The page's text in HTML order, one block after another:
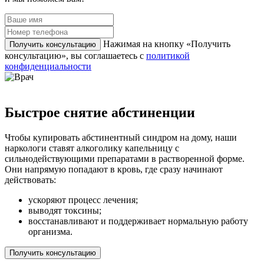
Получить консультацию
Нажимая на кнопку «Получить
консультацию», вы соглашаетесь с политикой
конфиденциальности
Быстрое снятие абстиненции
Чтобы купировать абстинентный синдром на дому, наши
наркологи ставят алкоголику капельницу с
сильнодействующими препаратами в растворенной форме.
Они напрямую попадают в кровь, где сразу начинают
действовать:
ускоряют процесс лечения;
выводят токсины;
восстанавливают и поддерживает нормальную работу
организма.
Получить консультацию